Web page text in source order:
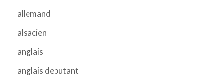
allemand
alsacien
anglais
anglais debutant